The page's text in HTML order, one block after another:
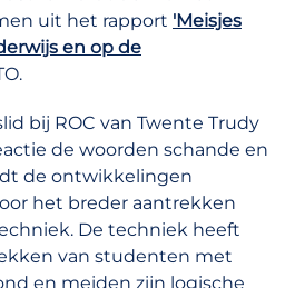
uit het rapport 'Meisjes
en op de
bij ROC van Twente Trudy
de woorden schande en
de ontwikkelingen
het breder aantrekken
De techniek heeft
van studenten met
en meiden zijn logische